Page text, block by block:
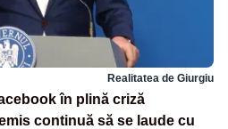
Realitatea de Giurgiu
în plină criză
continuă să se laude cu